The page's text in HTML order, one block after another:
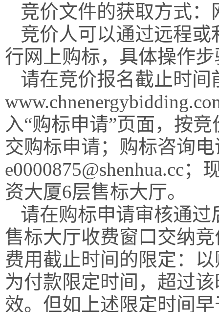
竞价文件的获取方式：
竞价人可以通过远程
行网上购标，具体操作
请在竞价报名截止时间
入“购标申请”页面，按
交购标申请；购标咨询
e0000875@shenhua.cc
资大厦6层售标大厅。
请在购标申请审核通
售标大厅收费窗口交纳
费用截止时间的限定：
为付款限定时间，超过
效。但如上述限定时间